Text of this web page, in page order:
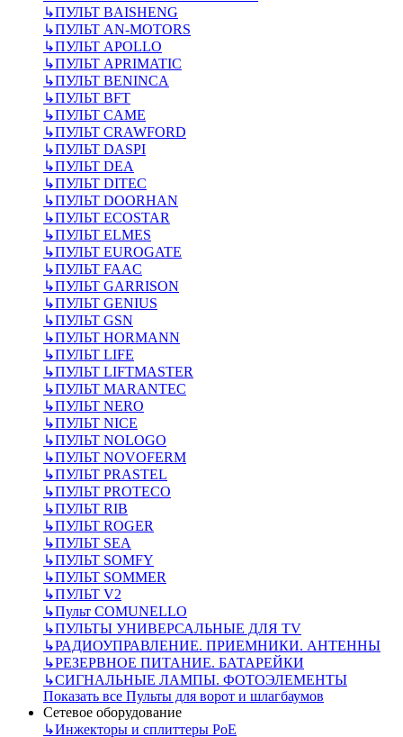
↳ПУЛЬТ BAISHENG
↳ПУЛЬТ AN-MOTORS
↳ПУЛЬТ APOLLO
↳ПУЛЬТ APRIMATIC
↳ПУЛЬТ BENINCA
↳ПУЛЬТ BFT
↳ПУЛЬТ CAME
↳ПУЛЬТ CRAWFORD
↳ПУЛЬТ DASPI
↳ПУЛЬТ DEA
↳ПУЛЬТ DITEC
↳ПУЛЬТ DOORHAN
↳ПУЛЬТ ECOSTAR
↳ПУЛЬТ ELMES
↳ПУЛЬТ EUROGATE
↳ПУЛЬТ FAAC
↳ПУЛЬТ GARRISON
↳ПУЛЬТ GENIUS
↳ПУЛЬТ GSN
↳ПУЛЬТ HORMANN
↳ПУЛЬТ LIFE
↳ПУЛЬТ LIFTMASTER
↳ПУЛЬТ MARANTEC
↳ПУЛЬТ NERO
↳ПУЛЬТ NICE
↳ПУЛЬТ NOLOGO
↳ПУЛЬТ NOVOFERM
↳ПУЛЬТ PRASTEL
↳ПУЛЬТ PROTECO
↳ПУЛЬТ RIB
↳ПУЛЬТ ROGER
↳ПУЛЬТ SEA
↳ПУЛЬТ SOMFY
↳ПУЛЬТ SOMMER
↳ПУЛЬТ V2
↳Пульт СOMUNELLO
↳ПУЛЬТЫ УНИВЕРСАЛЬНЫЕ ДЛЯ TV
↳РАДИОУПРАВЛЕНИЕ. ПРИЕМНИКИ. АНТЕННЫ
↳РЕЗЕРВНОЕ ПИТАНИЕ. БАТАРЕЙКИ
↳СИГНАЛЬНЫЕ ЛАМПЫ. ФОТОЭЛЕМЕНТЫ
Показать все Пульты для ворот и шлагбаумов
Сетевое оборудование
↳Инжекторы и сплиттеры РоЕ